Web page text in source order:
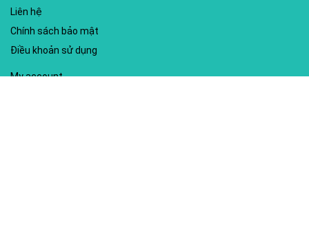
Liên hệ
Chính sách bảo mật
Điều khoản sử dụng
My account